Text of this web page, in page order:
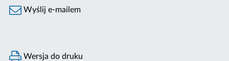
Wyślij e-mailem
Wersja do druku